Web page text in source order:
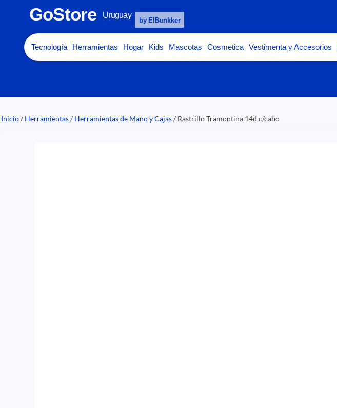
GoStore Uruguay
by ElBunkker
Tecnología Herramientas Hogar Kids Mascotas Cosmetica Vestimenta y Accesorios
Inicio/ Herramientas/ Herramientas de Mano y Cajas/ Rastrillo Tramontina 14d c/cabo